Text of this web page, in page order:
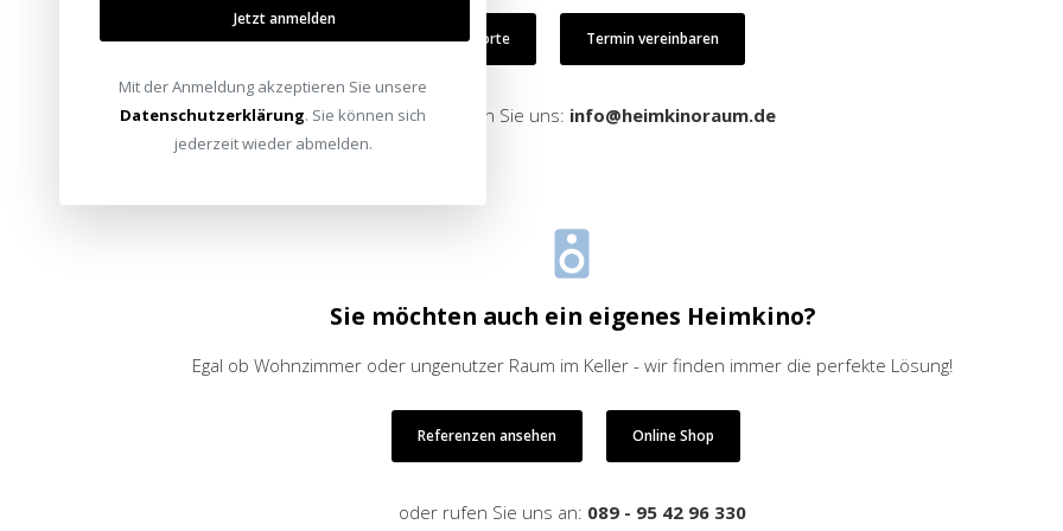
Alle Standorte Termin vereinbaren
oder schreiben Sie uns: info@heimkinoraum.de
Sie möchten auch ein eigenes Heimkino?
Egal ob Wohnzimmer oder ungenutzer Raum im Keller - wir finden immer die perfekte Lösung!
Referenzen ansehen Online Shop
oder rufen Sie uns an: 089 - 95 42 96 330
Jetzt anmelden
Mit der Anmeldung akzeptieren Sie unsere
Datenschutzerklärung. Sie können sich
jederzeit wieder abmelden.